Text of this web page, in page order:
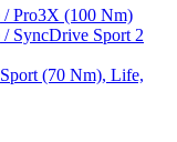
Pro3X (100 Nm)
SyncDrive Sport 2
(70 Nm), Life,